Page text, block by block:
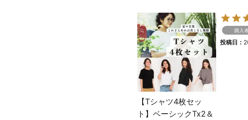
【Tシャツ4枚セッ
ト】ベーシックTx2＆
購入
投稿日